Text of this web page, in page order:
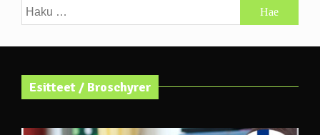
Haku:
Esitteet / Broschyrer